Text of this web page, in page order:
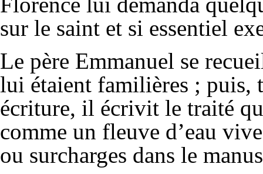
sur le saint et si essentiel
Le père Emmanuel se
lui étaient familières ; puis,
écriture, il écrivit le traité
comme un fleuve d’eau
ou surcharges dans le